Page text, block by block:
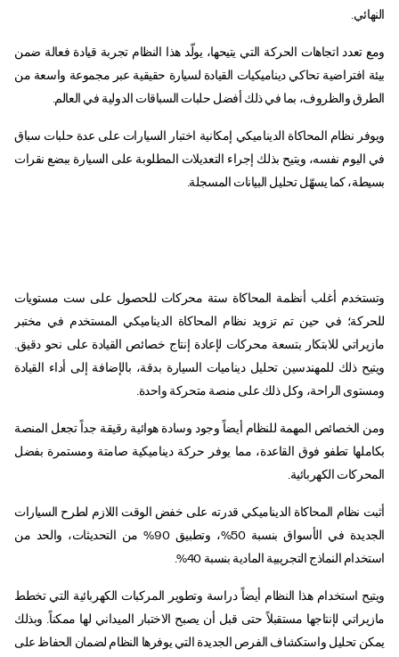
النهائي.
ومع تعدد اتجاهات الحركة التي يتيحها، يولّد هذا النظام تجربة قيادة فعالة ضمن
بيئة افتراضية تحاكي ديناميكيات القيادة لسيارة حقيقية عبر مجموعة واسعة من
الطرق والظروف، بما في ذلك أفضل حلبات السباقات الدولية في العالم.
ويوفر نظام المحاكاة الديناميكي إمكانية اختبار السيارات على عدة حلبات سباق
في اليوم نفسه، ويتيح بذلك إجراء التعديلات المطلوبة على السيارة ببضع نقرات
بسيطة، كما يسهّل تحليل البيانات المسجلة.
وتستخدم أغلب أنظمة المحاكاة ستة محركات للحصول على ست مستويات
للحركة؛ في حين تم تزويد نظام المحاكاة الديناميكي المستخدم في مختبر
مازيراتي للابتكار بتسعة محركات لإعادة إنتاج خصائص القيادة على نحو دقيق.
ويتيح ذلك للمهندسين تحليل ديناميات السيارة بدقة، بالإضافة إلى أداء القيادة
ومستوى الراحة، وكل ذلك على منصة متحركة واحدة.
ومن الخصائص المهمة للنظام أيضاً وجود وسادة هوائية رقيقة جداً تجعل المنصة
بكاملها تطفو فوق القاعدة، مما يوفر حركة ديناميكية صامتة ومستمرة بفضل
المحركات الكهربائية.
أثبت نظام المحاكاة الديناميكي قدرته على خفض الوقت اللازم لطرح السيارات
الجديدة في الأسواق بنسبة 50%، وتطبيق 90% من التحديثات، والحد من
استخدام النماذج التجريبية المادية بنسبة 40%.
ويتيح استخدام هذا النظام أيضاً دراسة وتطوير المركبات الكهربائية التي تخطط
مازيراتي لإنتاجها مستقبلاً حتى قبل أن يصبح الاختبار الميداني لها ممكناً. وبذلك
يمكن تحليل واستكشاف الفرص الجديدة التي يوفرها النظام لضمان الحفاظ على